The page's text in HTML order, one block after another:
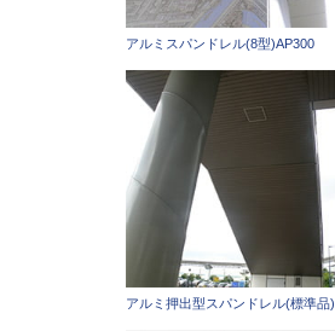
アルミスパンドレル(8型)AP300
アルミ押出型スパンドレル(標準品)